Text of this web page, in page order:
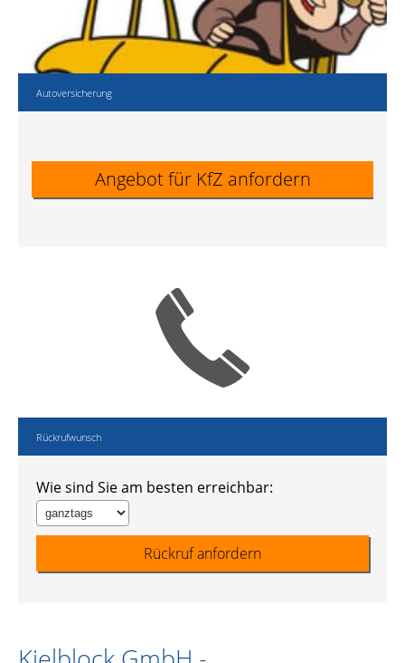
Autoversicherung
Angebot für KfZ anfordern
Rückrufwunsch
Wie sind Sie am besten erreichbar: